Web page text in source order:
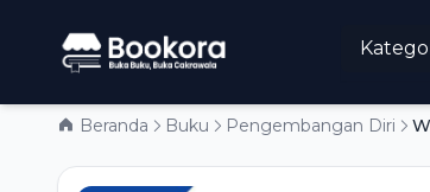
Beranda Buku Pengembangan Diri